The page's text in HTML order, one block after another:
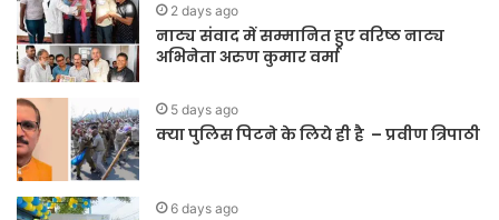
2 days ago
नाट्य संवाद में सम्मानित हुए वरिष्ठ नाट्य
अभिनेता अरुण कुमार वर्मा
5 days ago
क्या पुलिस पिटने के लिये ही है – प्रवीण त्रिपाठी
6 days ago